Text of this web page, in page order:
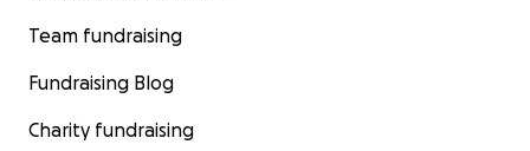
Team fundraising
Fundraising Blog
Charity fundraising